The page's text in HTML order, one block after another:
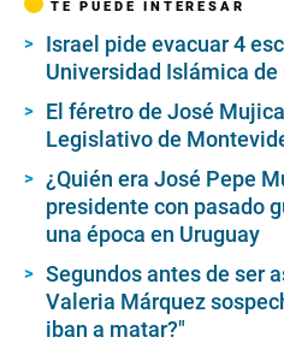
TE PUEDE INTERESAR
Israel pide evacuar 4
Universidad Islámica
El féretro de José
Legislativo de
¿Quién era José Pepe
presidente con pasado
una época en Uruguay
Segundos antes de ser
Valeria Márquez
iban a matar?"